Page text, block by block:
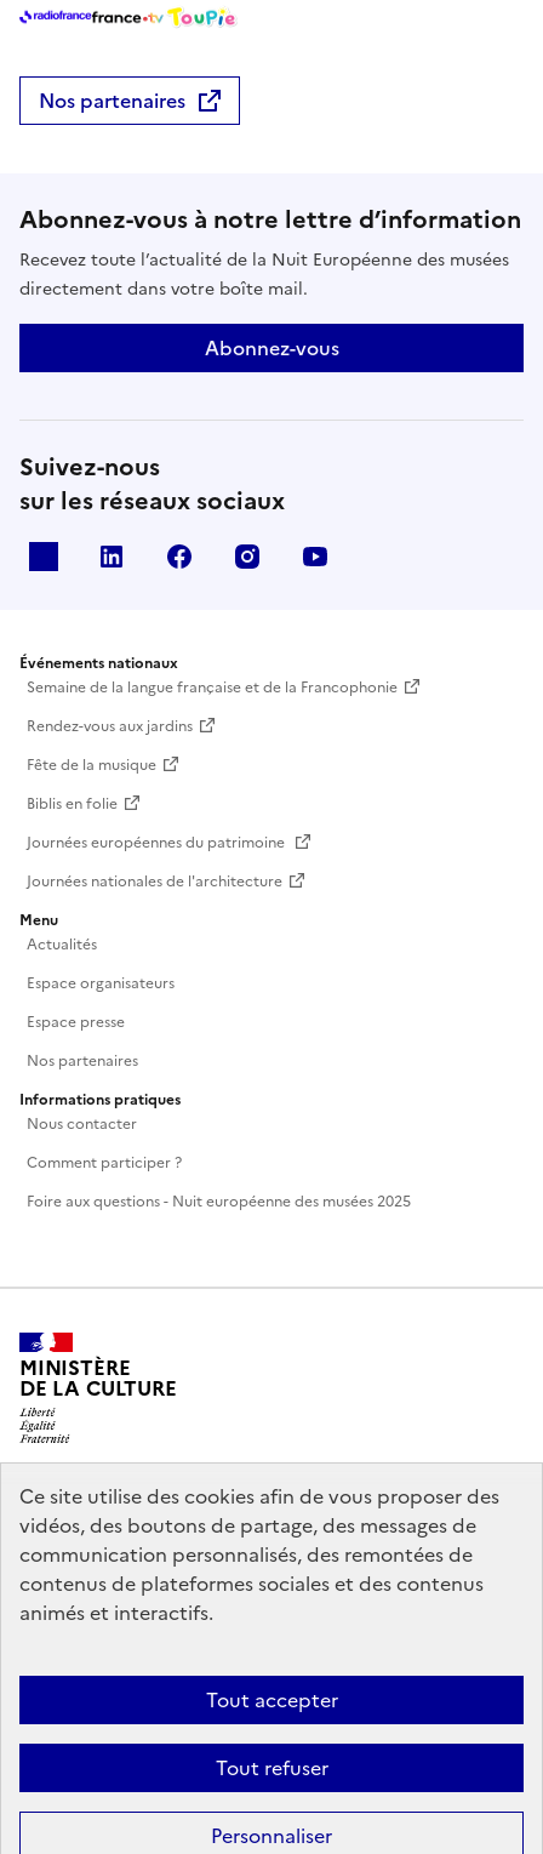
Ce site utilise des cookies afin de vous proposer des
vidéos, des boutons de partage, des messages de
communication personnalisés, des remontées de
contenus de plateformes sociales et des contenus
animés et interactifs.
Tout accepter
Tout refuser
Personnaliser
Nos partenaires
Abonnez-vous à notre lettre d’information
Recevez toute l’actualité de la Nuit Européenne des musées
directement dans votre boîte mail.
Abonnez-vous
Suivez-nous
sur les réseaux sociaux
Linkedin Facebook Instagram
Événements nationaux
Semaine de la langue française et de la Francophonie
Rendez-vous aux jardins
Fête de la musique
Biblis en folie
Journées européennes du patrimoine
Journées nationales de l'architecture
Menu
Actualités
Espace organisateurs
Espace presse
Nos partenaires
Informations pratiques
Nous contacter
Comment participer ?
Foire aux questions - Nuit européenne des musées 2025
MINISTÈRE
DE LA CULTURE
legifrance.gouv.fr
info.gouv.fr
service-public.gouv.fr
data.gouv.fr
Crédits Accessibilité : partiellement conforme
Mentions légales
Politique d’utilisation des témoins de connexion (cookies)
générale de protection des données